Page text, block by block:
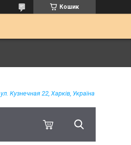
Кошик
ул. Кузнечная 22, Харків, Україна